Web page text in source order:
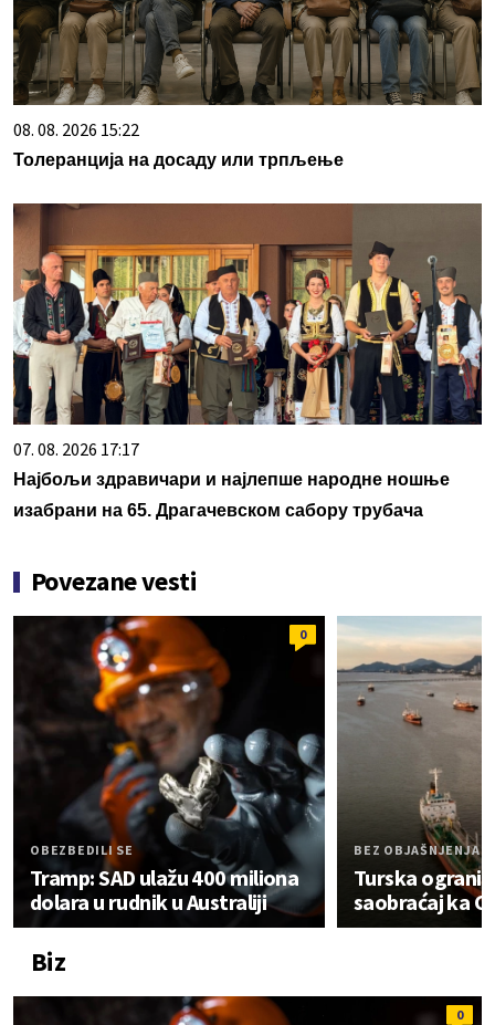
08. 08. 2026 15:22
Толеранција на досаду или трпљење
07. 08. 2026 17:17
Најбољи здравичари и најлепше народне ношње
изабрани на 65. Драгачевском сабору трубача
Povezane vesti
0
OBEZBEDILI SE
Tramp: SAD ulažu 400 miliona
dolara u rudnik u Australiji
BEZ OBJAŠNJENJA
Turska
saobraćaj ka
Biz
0